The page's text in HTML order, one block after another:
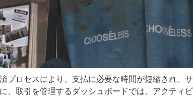
プロセスにより、支払に必要な時間が短縮され、
、取引を管理するダッシュボードでは、アクティ